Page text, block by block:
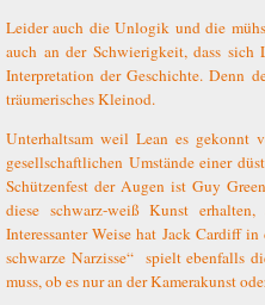
Leider auch die Unlogik und die
auch an der Schwierigkeit, dass
Interpretation der Geschichte. Denn
träumerisches Kleinod.
Unterhaltsam weil Lean es gekonnt
gesellschaftlichen Umstände einer
Schützenfest der Augen ist Guy
diese schwarz-weiß Kunst
Interessanter Weise hat Jack Cardiff in
schwarze Narzisse“ spielt ebenfalls
muss, ob es nur an der Kamerakunst